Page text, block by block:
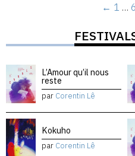
← 1 … 6
L’Amour qu’il nous
reste
par Corentin Lê
Kokuho
par Corentin Lê